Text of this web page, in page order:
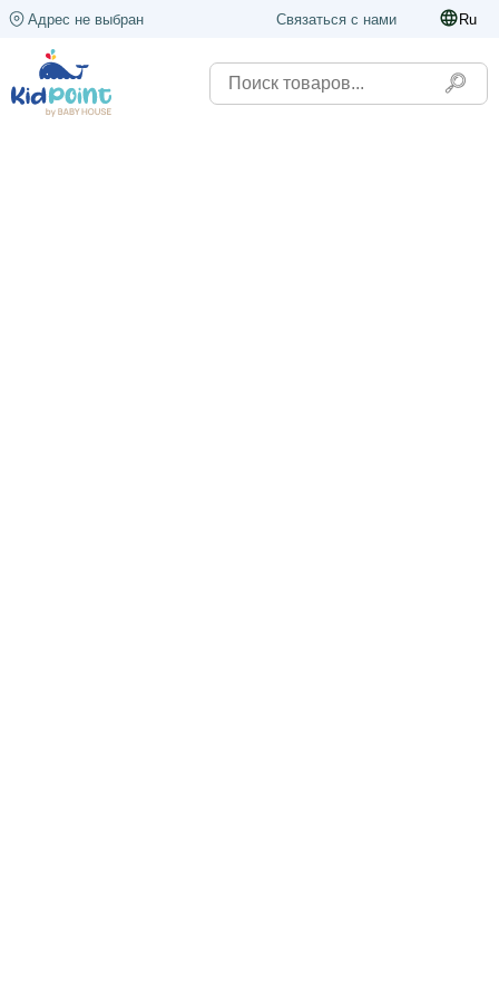
Адрес не выбран Связаться с нами Ru